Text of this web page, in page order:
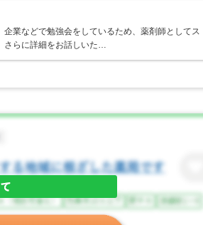
業などで勉強会をしているため、薬剤師としてス
さらに詳細をお話しいた…